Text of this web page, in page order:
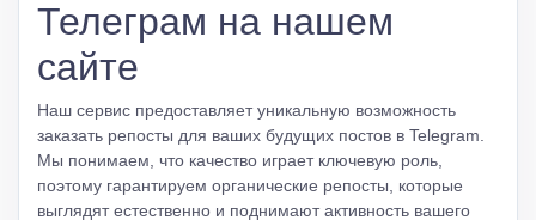
Телеграм на нашем
сайте
Наш сервис предоставляет уникальную возможность
заказать репосты для ваших будущих постов в Telegram.
Мы понимаем, что качество играет ключевую роль,
поэтому гарантируем органические репосты, которые
выглядят естественно и поднимают активность вашего